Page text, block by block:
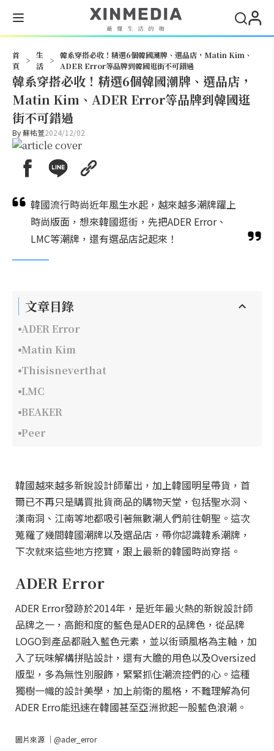
首
頁
>
生
活
>
韓系穿搭必收！精選6個韓國潮牌、選品店，Matin Kim、
ADER Error等品牌到韓國逛街不可錯過
韓系穿搭必收！精選6個韓國潮牌、選品店，
Matin Kim、ADER Error等品牌到韓國逛
街不可錯過
By蘇祐萱2024/12/02
韓國流行時尚近年風生水起，越來越多潮牌躍上
時尚版面，想來韓國逛街，先把ADER Error、
LMC等潮牌，還有選品店記起來！
文章目錄
ADER Error
Matin Kim
Thisisneverthat
LMC
BEAKER
Peer
韓國越來越多新銳設計師輩出，加上韓國明星帶貨，首
爾已不再只是購買批貨商品的購物天堂，包括聖水洞、
漢南洞、江南等地都吸引著無數潮人們前往朝聖。這次
蒐羅了幾間韓國潮牌以及選品店，帶你認識韓系潮牌，
下次就來這些地方挖寶，跟上最新的韓國時尚穿搭。
ADER Error
ADER Error發跡於2014年，是近年最火熱的新銳設計師
品牌之一，高飽和度的藍色是ADER的品牌色，從品牌
LOGO到產品都融入藍色元素，並以街頭風格為主軸，加
入了玩味解構拼貼設計，還有大膽的用色以及Oversized
版型，多為無性別服飾，緊緊抓住潮流控們的心。這種
獨樹一幟的設計美學，加上前衛的風格，不難理解為何
ADER Erro能迅速在韓國甚至亞洲掀起一股藍色浪潮。
圖片來源 ｜@ader_error